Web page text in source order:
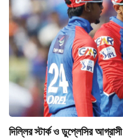
দিল্লির স্টার্ক ও ডুপ্লেসির